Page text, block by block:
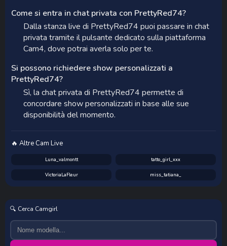
Come si entra in chat privata con PrettyRed74?
Dalla stanza live di PrettyRed74 puoi passare in chat
privata tramite il pulsante dedicato sulla piattaforma
Cam4, dove potrai averla solo per te.
Si possono richiedere show personalizzati a
PrettyRed74?
Sì, la chat privata di PrettyRed74 permette di
concordare show personalizzati in base alle sue
disponibilità del momento.
🔥 Altre Cam Live
Luna_valmontt tatto_girl_xxx
VictoriaLaFleur miss_tatiana_
🔍 Cerca Camgirl